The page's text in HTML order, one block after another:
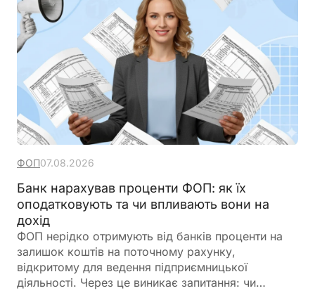
ФОП07.08.2026
Банк нарахував проценти ФОП: як їх
оподатковують та чи впливають вони на
дохід
ФОП нерідко отримують від банків проценти на
залишок коштів на поточному рахунку,
відкритому для ведення підприємницької
діяльності. Через це виникає запитання: чи